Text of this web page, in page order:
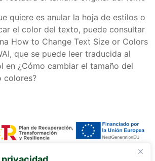
quiere es anular la hoja de estilos o
el color del texto, puede consultar
How to Change Text Size or Colors
, que se puede leer traducida al
en ¿Cómo cambiar el tamaño del
colores?